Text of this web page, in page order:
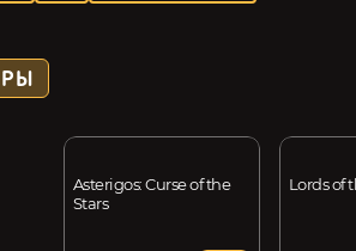
Asterigos: Curse of the
Stars
Lords of